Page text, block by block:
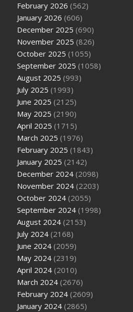
February 2026 (562)
January 2026 (606)
December 2025 (690)
November 2025 (826)
October 2025 (1055)
September 2025 (1058)
August 2025 (993)
July 2025 (1993)
June 2025 (2125)
May 2025 (2190)
April 2025 (1715)
March 2025 (1976)
February 2025 (1843)
January 2025 (2142)
December 2024 (2098)
November 2024 (2203)
October 2024 (2055)
September 2024 (1998)
August 2024 (2153)
July 2024 (2168)
June 2024 (2059)
May 2024 (2319)
April 2024 (2010)
March 2024 (2676)
February 2024 (2609)
January 2024 (2865)